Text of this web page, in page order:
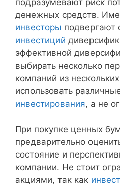
денежных средств.
инвесторы подвергают
инвестиций
эффективной
выбирать несколько
компаний из
использовать
инвестирования, а не
При покупке ценных
предварительно
состояние и
компании. Не стоит
акциями, так как